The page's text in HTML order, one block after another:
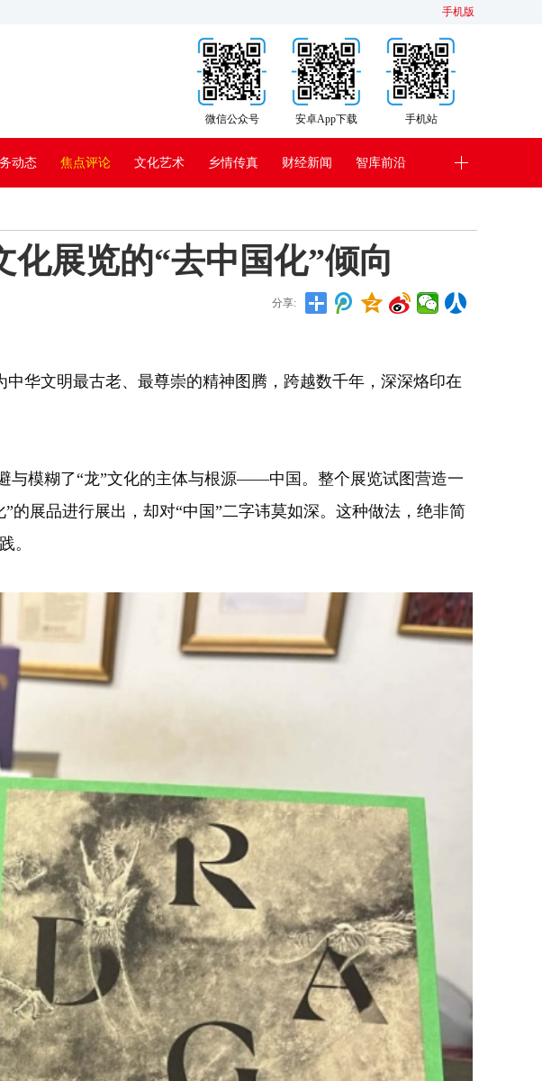
手机版
手机站
安卓App下载
微信公众号
动态 焦点评论 文化艺术 乡情传真 财经新闻 智库前沿
展览的“去中国化”倾向
分享:
华文明最古老、最尊崇的精神图腾，跨越数千年，深深烙印在
模糊了“龙”文化的主体与根源——中国。整个展览试图营造一
的展品进行展出，却对“中国”二字讳莫如深。这种做法，绝非简
。